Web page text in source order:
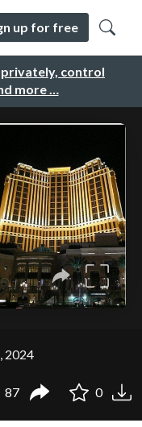
control
more …
up for free
2024
87 0